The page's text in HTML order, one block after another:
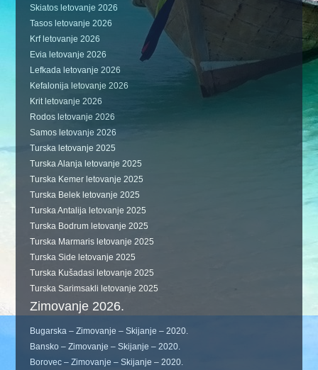
Skiatos letovanje 2026
Tasos letovanje 2026
Krf letovanje 2026
Evia letovanje 2026
Lefkada letovanje 2026
Kefalonija letovanje 2026
Krit letovanje 2026
Rodos letovanje 2026
Samos letovanje 2026
Turska letovanje 2025
Turska Alanja letovanje 2025
Turska Kemer letovanje 2025
Turska Belek letovanje 2025
Turska Antalija letovanje 2025
Turska Bodrum letovanje 2025
Turska Marmaris letovanje 2025
Turska Side letovanje 2025
Turska Kušadasi letovanje 2025
Turska Sarimsakli letovanje 2025
Zimovanje 2026.
Bugarska – Zimovanje – Skijanje – 2020.
Bansko – Zimovanje – Skijanje – 2020.
Borovec – Zimovanje – Skijanje – 2020.